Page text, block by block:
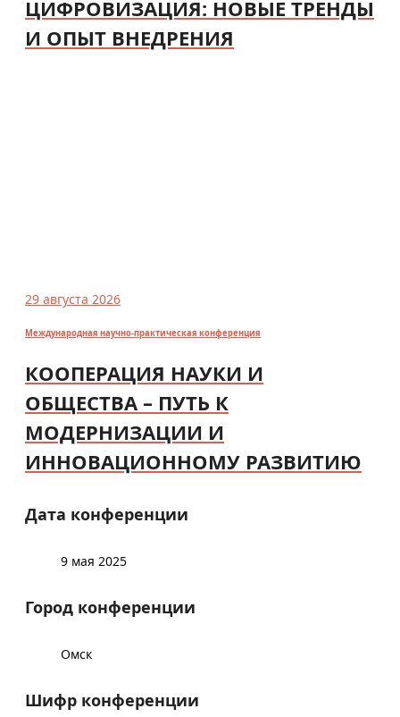
ЦИФРОВИЗАЦИЯ: НОВЫЕ ТРЕНДЫ
И ОПЫТ ВНЕДРЕНИЯ
29 августа 2026
Международная научно-практическая конференция
КООПЕРАЦИЯ НАУКИ И
ОБЩЕСТВА – ПУТЬ К
МОДЕРНИЗАЦИИ И
ИННОВАЦИОННОМУ РАЗВИТИЮ
Дата конференции
9 мая 2025
Город конференции
Омск
Шифр конференции